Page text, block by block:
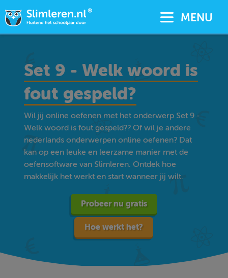
MENU
Set 9 - Welk woord is
fout gespeld?
Wil jij online oefenen met het onderwerp Set 9 -
Welk woord is fout gespeld?? Of wil je andere
nederlands onderwerpen online oefenen? Dat
kan op een leuke en leerzame manier met de
oefensoftware van Slimleren. Ontdek hoe
makkelijk het werkt en start wanneer jij wilt.
Probeer nu gratis
Hoe werkt het?